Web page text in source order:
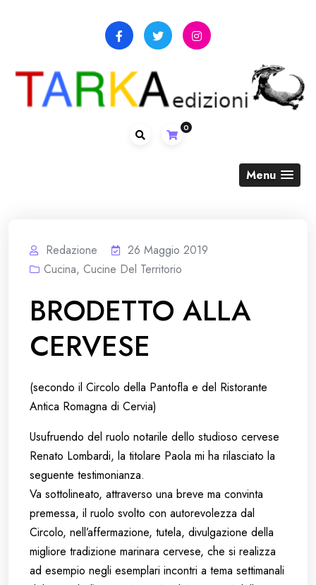
0
Menu
Redazione
26 Maggio 2019
Cucina, Cucine Del Territorio
BRODETTO ALLA
CERVESE
(secondo il Circolo della Pantofla e del Ristorante
Antica Romagna di Cervia)
Usufruendo del ruolo notarile dello studioso cervese
Renato Lombardi, la titolare Paola mi ha rilasciato la
seguente testimonianza.
Va sottolineato, attraverso una breve ma convinta
premessa, il ruolo svolto con autorevolezza dal
Circolo, nell’affermazione, tutela, divulgazione della
migliore tradizione marinara cervese, che si realizza
ad esempio negli esemplari incontri a tema settimanali